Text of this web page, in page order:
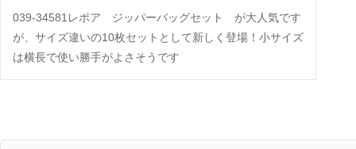
039-34581レポア ジッパーバッグセット が大人気です
が、サイズ違いの10枚セットとして新しく登場！小サイズ
は横長で使い勝手がよさそうです